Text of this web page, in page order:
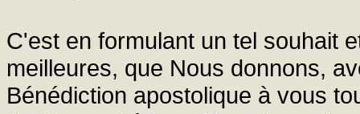
C'est en formulant un tel souhait
meilleures, que Nous donnons,
Bénédiction apostolique à vous